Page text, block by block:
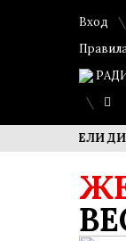
Вход
РОДИТЕЛИ